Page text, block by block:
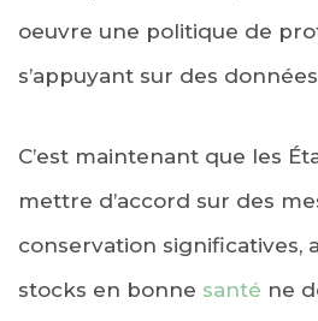
oeuvre une politique de
s’appuyant sur des
C’est maintenant que les
mettre d’accord sur des
conservation significatives,
stocks en bonne santé ne